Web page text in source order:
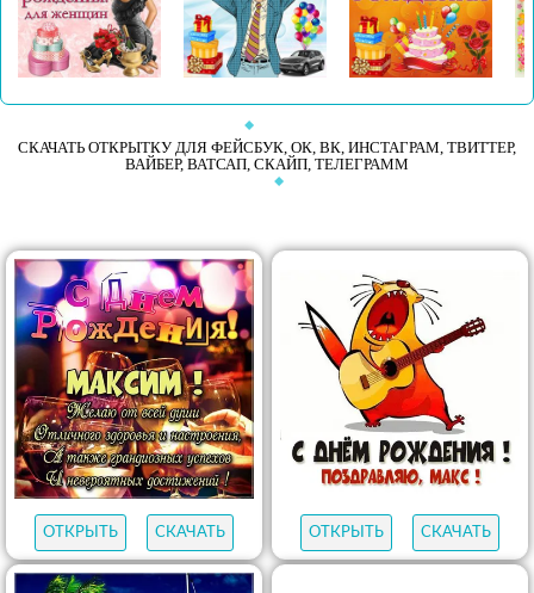
СКАЧАТЬ ОТКРЫТКУ ДЛЯ ФЕЙСБУК, ОК, ВК, ИНСТАГРАМ, ТВИТТЕР,
ВАЙБЕР, ВАТСАП, СКАЙП, ТЕЛЕГРАММ
ОТКРЫТЬ СКАЧАТЬ ОТКРЫТЬ СКАЧАТЬ